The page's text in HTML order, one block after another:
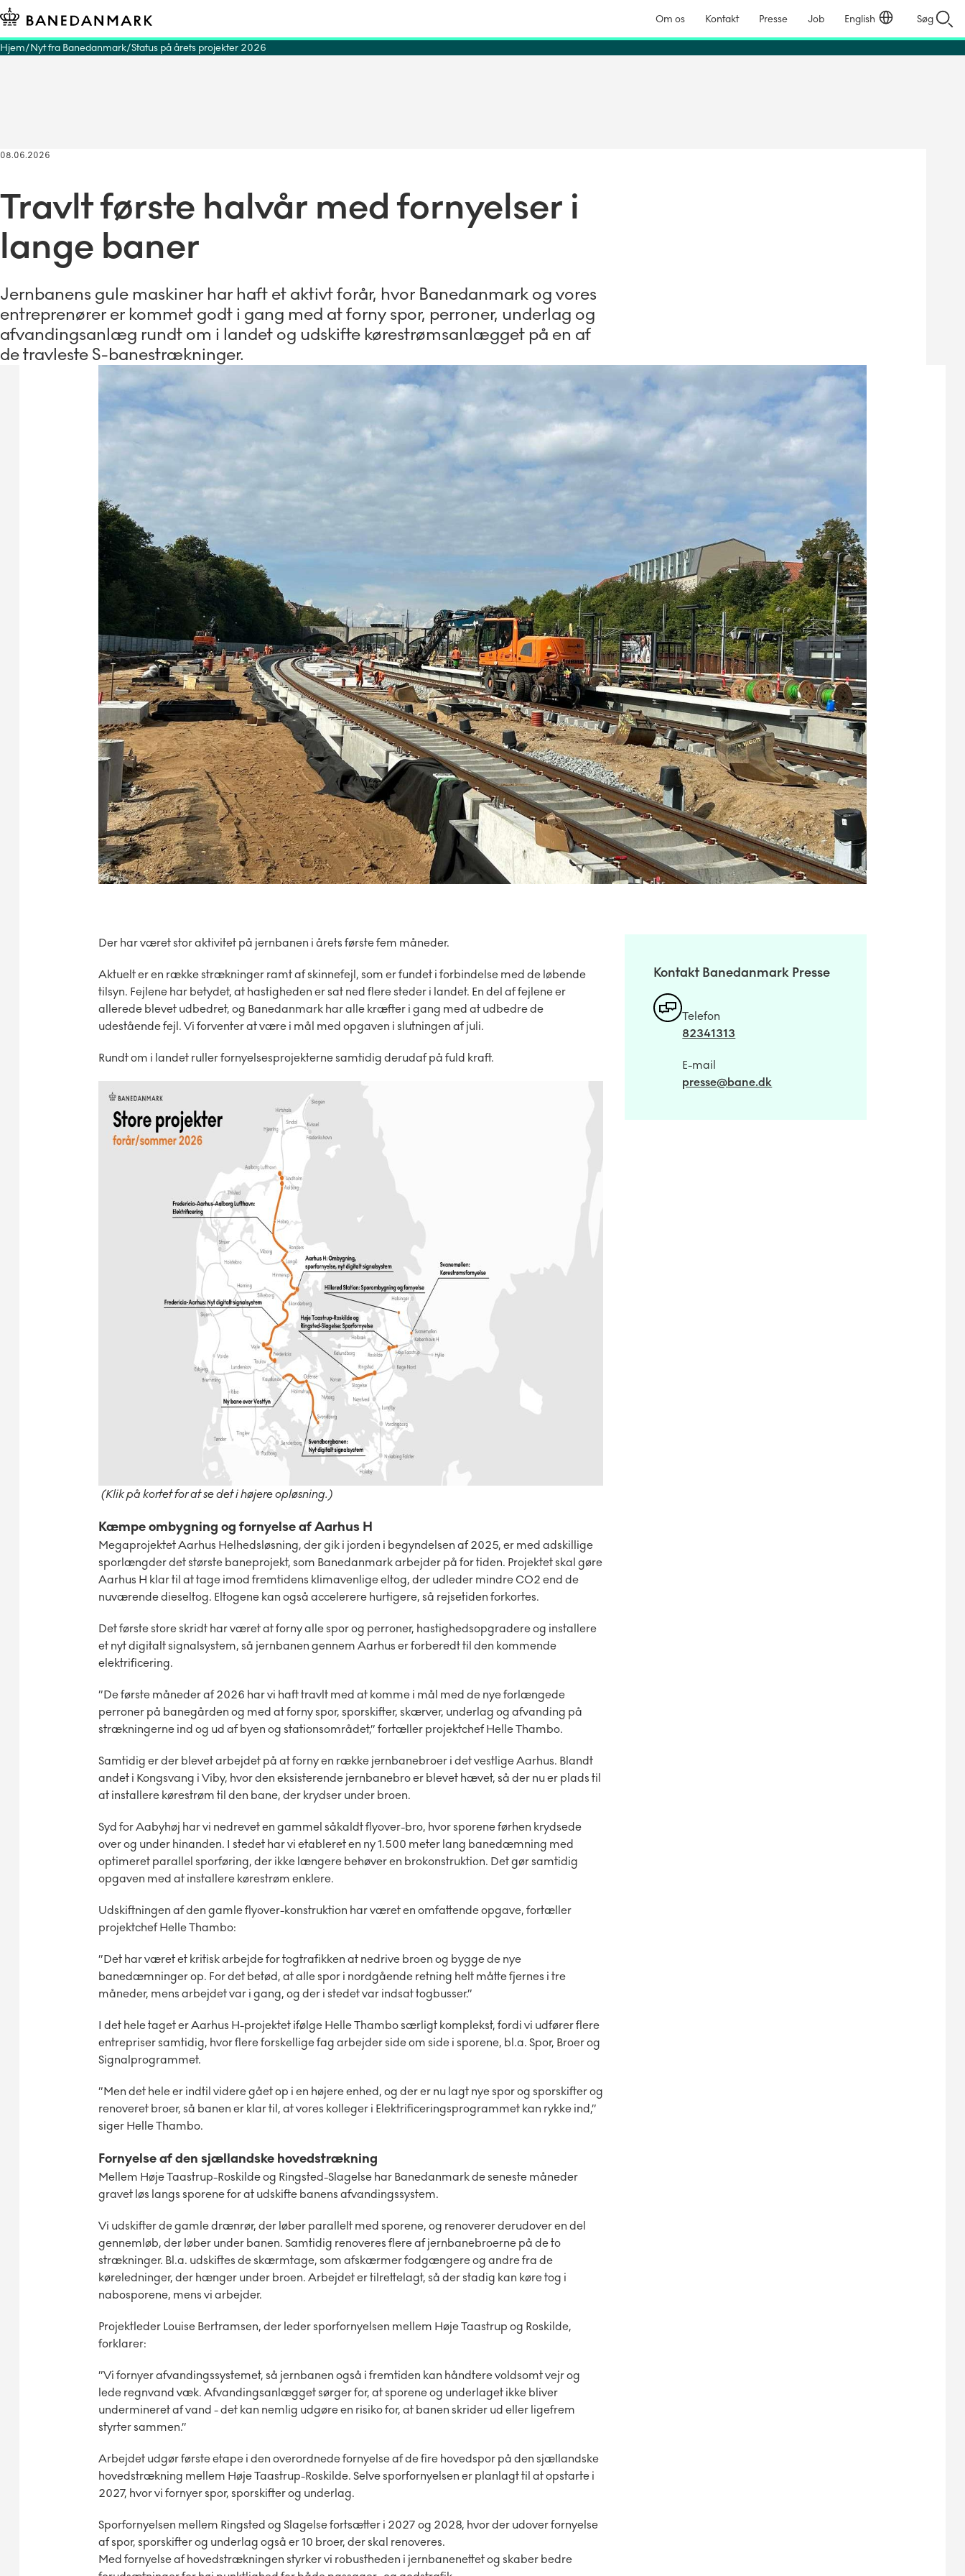
Om os Kontakt Presse Job English Søg
Hjem Nyt fra Banedanmark Status på årets projekter 2026
08.06.2026
Travlt første halvår med fornyelser i
lange baner
Jernbanens gule maskiner har haft et aktivt forår, hvor Banedanmark og vores
entreprenører er kommet godt i gang med at forny spor, perroner, underlag og
afvandingsanlæg rundt om i landet og udskifte kørestrømsanlægget på en af
de travleste S-banestrækninger.
Der har været stor aktivitet på jernbanen i årets første fem måneder.
Aktuelt er en række strækninger ramt af skinnefejl, som er fundet i forbindelse med de løbende
tilsyn. Fejlene har betydet, at hastigheden er sat ned flere steder i landet. En del af fejlene er
allerede blevet udbedret, og Banedanmark har alle kræfter i gang med at udbedre de
udestående fejl. Vi forventer at være i mål med opgaven i slutningen af juli.
Rundt om i landet ruller fornyelsesprojekterne samtidig derudaf på fuld kraft.
(Klik på kortet for at se det i højere opløsning.)
Kæmpe ombygning og fornyelse af Aarhus H
Megaprojektet Aarhus Helhedsløsning, der gik i jorden i begyndelsen af 2025, er med adskillige
sporlængder det største baneprojekt, som Banedanmark arbejder på for tiden. Projektet skal gøre
Aarhus H klar til at tage imod fremtidens klimavenlige eltog, der udleder mindre CO2 end de
nuværende dieseltog. Eltogene kan også accelerere hurtigere, så rejsetiden forkortes.
Det første store skridt har været at forny alle spor og perroner, hastighedsopgradere og installere
et nyt digitalt signalsystem, så jernbanen gennem Aarhus er forberedt til den kommende
elektrificering.
”De første måneder af 2026 har vi haft travlt med at komme i mål med de nye forlængede
perroner på banegården og med at forny spor, sporskifter, skærver, underlag og afvanding på
strækningerne ind og ud af byen og stationsområdet,” fortæller projektchef Helle Thambo.
Samtidig er der blevet arbejdet på at forny en række jernbanebroer i det vestlige Aarhus. Blandt
andet i Kongsvang i Viby, hvor den eksisterende jernbanebro er blevet hævet, så der nu er plads til
at installere kørestrøm til den bane, der krydser under broen.
Syd for Aabyhøj har vi nedrevet en gammel såkaldt flyover-bro, hvor sporene førhen krydsede
over og under hinanden. I stedet har vi etableret en ny 1.500 meter lang banedæmning med
optimeret parallel sporføring, der ikke længere behøver en brokonstruktion. Det gør samtidig
opgaven med at installere kørestrøm enklere.
Udskiftningen af den gamle flyover-konstruktion har været en omfattende opgave, fortæller
projektchef Helle Thambo:
”Det har været et kritisk arbejde for togtrafikken at nedrive broen og bygge de nye
banedæmninger op. For det betød, at alle spor i nordgående retning helt måtte fjernes i tre
måneder, mens arbejdet var i gang, og der i stedet var indsat togbusser.”
I det hele taget er Aarhus H-projektet ifølge Helle Thambo særligt komplekst, fordi vi udfører flere
entrepriser samtidig, hvor flere forskellige fag arbejder side om side i sporene, bl.a. Spor, Broer og
Signalprogrammet.
”Men det hele er indtil videre gået op i en højere enhed, og der er nu lagt nye spor og sporskifter og
renoveret broer, så banen er klar til, at vores kolleger i Elektrificeringsprogrammet kan rykke ind,”
siger Helle Thambo.
Fornyelse af den sjællandske hovedstrækning
Mellem Høje Taastrup-Roskilde og Ringsted-Slagelse har Banedanmark de seneste måneder
gravet løs langs sporene for at udskifte banens afvandingssystem.
Vi udskifter de gamle drænrør, der løber parallelt med sporene, og renoverer derudover en del
gennemløb, der løber under banen. Samtidig renoveres flere af jernbanebroerne på de to
strækninger. Bl.a. udskiftes de skærmtage, som afskærmer fodgængere og andre fra de
køreledninger, der hænger under broen. Arbejdet er tilrettelagt, så der stadig kan køre tog i
nabosporene, mens vi arbejder.
Projektleder Louise Bertramsen, der leder sporfornyelsen mellem Høje Taastrup og Roskilde,
forklarer:
”Vi fornyer afvandingssystemet, så jernbanen også i fremtiden kan håndtere voldsomt vejr og
lede regnvand væk. Afvandingsanlægget sørger for, at sporene og underlaget ikke bliver
undermineret af vand - det kan nemlig udgøre en risiko for, at banen skrider ud eller ligefrem
styrter sammen.”
Arbejdet udgør første etape i den overordnede fornyelse af de fire hovedspor på den sjællandske
hovedstrækning mellem Høje Taastrup-Roskilde. Selve sporfornyelsen er planlagt til at opstarte i
2027, hvor vi fornyer spor, sporskifter og underlag.
Sporfornyelsen mellem Ringsted og Slagelse fortsætter i 2027 og 2028, hvor der udover fornyelse
af spor, sporskifter og underlag også er 10 broer, der skal renoveres.
Med fornyelse af hovedstrækningen styrker vi robustheden i jernbanenettet og skaber bedre
Kontakt Banedanmark Presse
Telefon
82341313
E-mail
presse@bane.dk